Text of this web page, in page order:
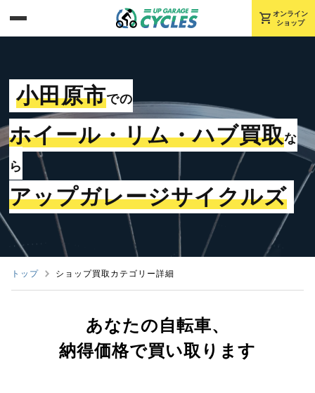
shopping_cart オンライン
ショップ
小田原市での
ホイール・リム・ハブ買取な
ら
アップガレージサイクルズ
トップ ショップ買取カテゴリー詳細
あなたの自転車、
納得価格で買い取ります